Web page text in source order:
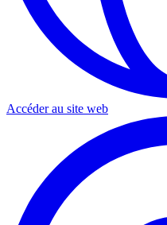
Accéder au site web